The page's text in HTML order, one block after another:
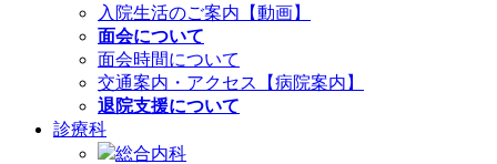
入院生活のご案内【動画】
面会について
面会時間について
交通案内・アクセス【病院案内】
退院支援について
診療科
総合内科